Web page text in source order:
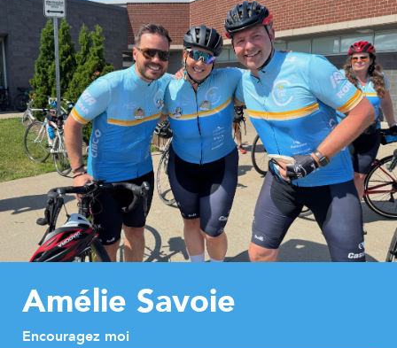
Amélie Savoie
Encouragez moi